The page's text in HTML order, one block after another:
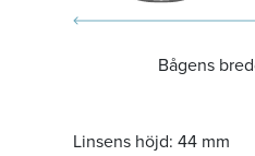
Bågens
Linsens höjd: 44 mm